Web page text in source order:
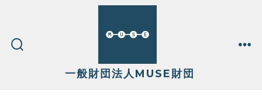
一般財団法人MUSE財団